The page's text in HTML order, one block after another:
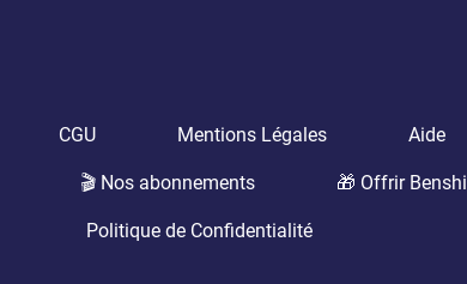
CGU Mentions Légales Aide
🎬 Nos abonnements 🎁 Offrir Benshi
Politique de Confidentialité